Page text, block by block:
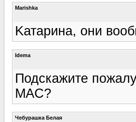
Marishka
Kатарина, они
Idema
Подскажите
MAC?
Чебурашка Белая